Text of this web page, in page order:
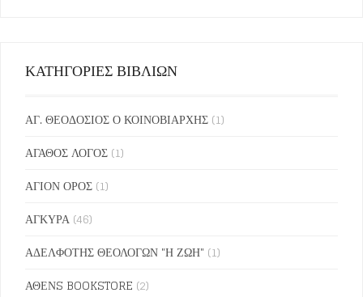
ΚΑΤΗΓΟΡΙΕΣ ΒΙΒΛΙΩΝ
ΑΓ. ΘΕΟΔΟΣΙΟΣ Ο ΚΟΙΝΟΒΙΑΡΧΗΣ (1)
ΑΓΑΘΟΣ ΛΟΓΟΣ (1)
ΑΓΙΟΝ ΟΡΟΣ (1)
ΑΓΚΥΡΑ (46)
ΑΔΕΛΦΟΤΗΣ ΘΕΟΛΟΓΩΝ "Η ΖΩΗ" (1)
ΑΘΕΝS BOOKSTORE (2)